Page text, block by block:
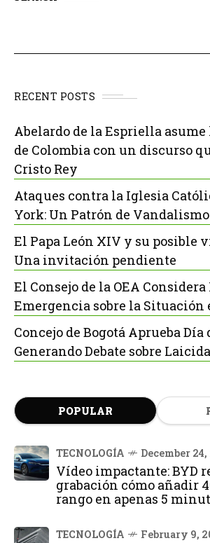
RECENT POSTS
Abelardo de la Espriella
de Colombia con un discurso
Cristo Rey
Ataques contra la Iglesia
York: Un Patrón de
El Papa León XIV y su posible
Una invitación pendiente
El Consejo de la OEA
Emergencia sobre la Situación
Concejo de Bogotá Aprueba Día
Generando Debate sobre
POPULAR
TECNOLOGÍA December
Vídeo impactante: BYD
grabación cómo añadir
rango en apenas 5
TECNOLOGÍA February 9,